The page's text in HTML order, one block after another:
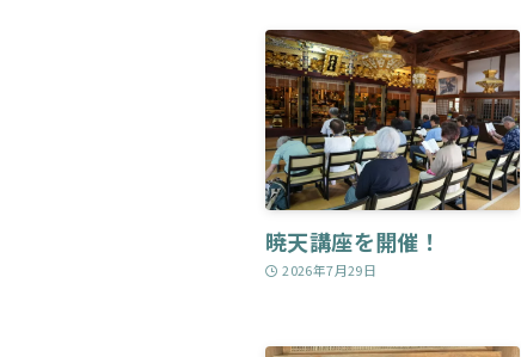
暁天講座を開催！
2026年7月29日